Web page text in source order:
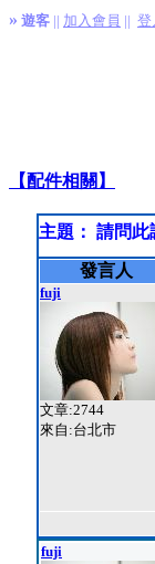
» 遊客 || 加入會員 || 登
【配件相關】
主題： 請問此
發言人
fuji
文章:2744
來自:台北市
fuji